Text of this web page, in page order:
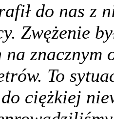
do nas z
Zwężenie
znacznym
To
ciężkiej